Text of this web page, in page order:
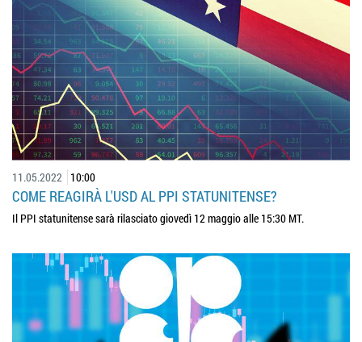
11.05.2022 10:00
COME REAGIRÀ L'USD AL PPI STATUNITENSE?
Il PPI statunitense sarà rilasciato giovedì 12 maggio alle 15:30 MT.